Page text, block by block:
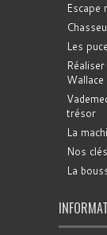
Escape
Les
Wallace
trésor
La
Nos clés
La